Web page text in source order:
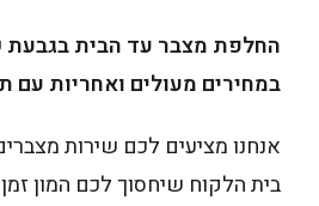
במחירים מעולים ואחריות עם
אנחנו מציעים לכם שירות
בית הלקוח שיחסוך לכם המון